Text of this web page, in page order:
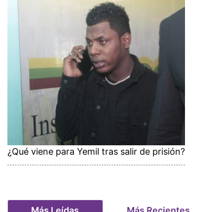
¿Qué viene para Yemil tras salir de prisión?